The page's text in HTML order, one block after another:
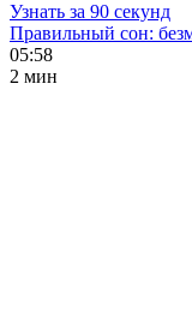
Узнать за 90 секунд
Правильный сон:
05:58
2 мин